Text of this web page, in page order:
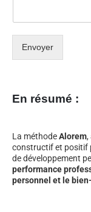
Envoyer
En résumé :
La méthodeAlorem,
constructif et positif
de développement
performance
personnel et le